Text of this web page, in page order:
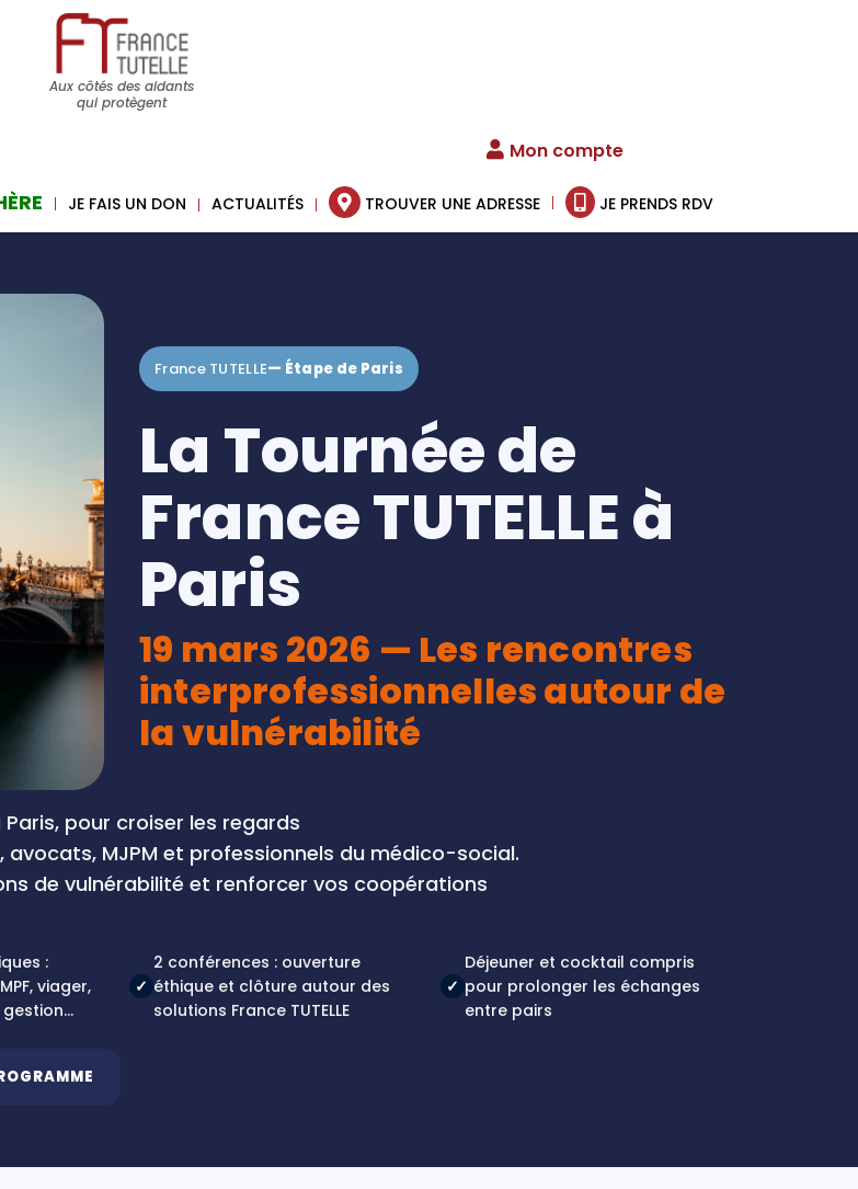
Aux côtés des aidants
qui protègent
Mon compte
JE FAIS UN DON ACTUALITÉS TROUVER UNE ADRESSE JE PRENDS RDV
France TUTELLE— Étape de Paris
La Tournée de
France TUTELLE à
Paris
19 mars 2026 — Les rencontres
interprofessionnelles autour de
la vulnérabilité
pour croiser les regards
MJPM et professionnels du médico-social.
de vulnérabilité et renforcer vos coopérations
:
viager,
✓
2 conférences : ouverture
éthique et clôture autour des
solutions France TUTELLE
✓
Déjeuner et cocktail compris
pour prolonger les échanges
entre pairs